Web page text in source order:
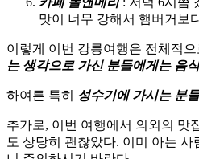
맛이 너무 강해서 햄버거보
이렇게 이번 강릉여행은 전체적
는 생각으로 가신 분들에게는 음
하여튼 특히 성수기에 가시는 분
추가로, 이번 여행에서 의외의 맛
도 상당히 괜찮았다. 이미 아는